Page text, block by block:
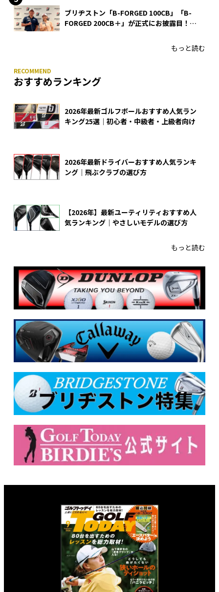
ブリヂストン「B-FORGED 100CB」「B-
FORGED 200CB＋」が正式にお披露目！
もっと読む
おすすめランキング
2026年最新ゴルフボールおすすめ人気ラン
キング25選｜初心者・中級者・上級者向け
2026年最新ドライバーおすすめ人気ランキ
ング｜飛ぶクラブの選び方
【2026年】最新ユーティリティおすすめ人
気ランキング｜やさしいモデルの選び方
もっと読む